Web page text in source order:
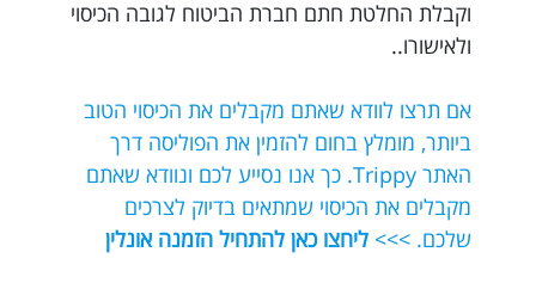
וקבלת החלטת חתם חברת הביטוח לגובה הכיסוי
ולאישורו..
אם תרצו לוודא שאתם מקבלים את הכיסוי הטוב
ביותר, מומלץ בחום להזמין את הפוליסה דרך
האתר Trippy. כך אנו נסייע לכם ונוודא שאתם
מקבלים את הכיסוי שמתאים בדיוק לצרכים
שלכם. >>> ליחצו כאן להתחיל הזמנה אונלין